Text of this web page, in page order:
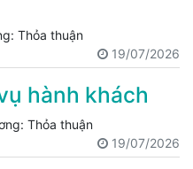
Thỏa thuận
19/07/2026
hành khách
Thỏa thuận
19/07/2026